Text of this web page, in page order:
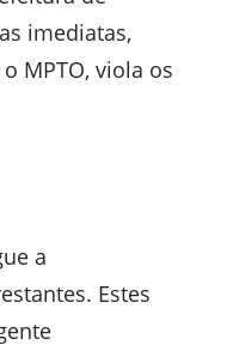
imediatas,
MPTO, viola os
a
Estes